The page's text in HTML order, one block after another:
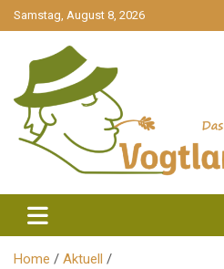
gehe
zum
Samstag, August 8, 2026
Home
Aktuell